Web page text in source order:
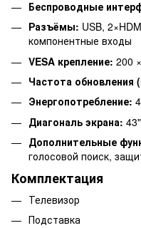
Беспроводные
Разъёмы: USB,
компонентные входы
VESA крепление: 200
Частота обновления
Энергопотребление:
Диагональ экрана: 43"
Дополнительные
голосовой поиск,
Комплектация
Телевизор
Подставка